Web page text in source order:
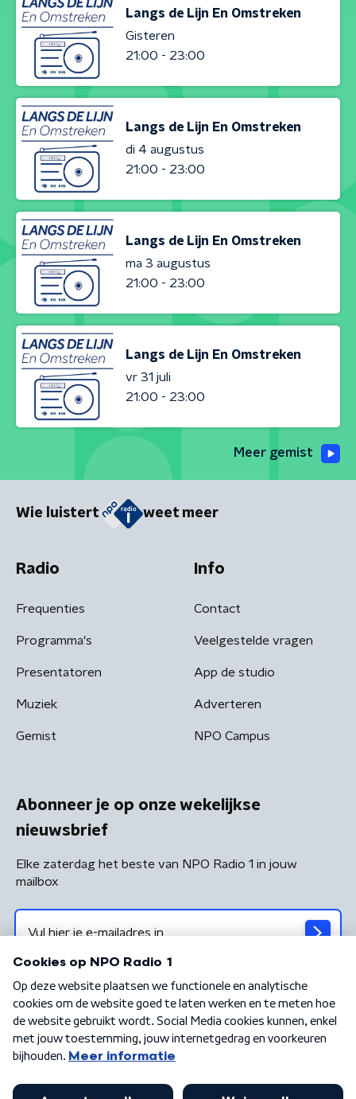
Langs de Lijn En Omstreken
Gisteren
21:00 - 23:00
Langs de Lijn En Omstreken
di 4 augustus
21:00 - 23:00
Langs de Lijn En Omstreken
ma 3 augustus
21:00 - 23:00
Langs de Lijn En Omstreken
vr 31 juli
21:00 - 23:00
Meer gemist
Wie luistert weet meer
Radio
Frequenties
Programma's
Presentatoren
Muziek
Gemist
Info
Contact
Veelgestelde vragen
App de studio
Adverteren
NPO Campus
Abonneer je op onze wekelijkse
nieuwsbrief
Elke zaterdag het beste van NPO Radio 1 in jouw
mailbox
Algemene voorwaarden